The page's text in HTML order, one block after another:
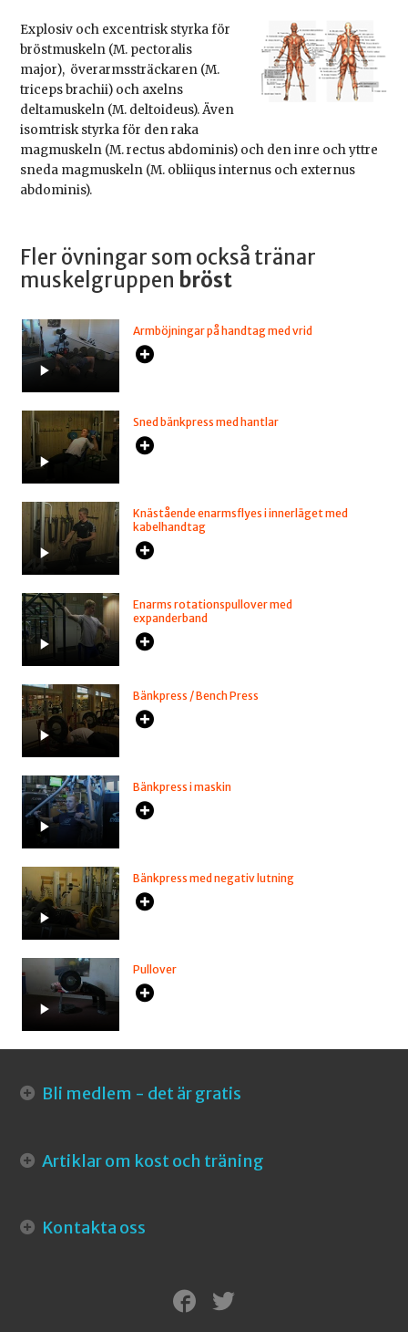
Explosiv och excentrisk styrka för
bröstmuskeln (M. pectoralis
major), överarmssträckaren (M.
triceps brachii) och axelns
deltamuskeln (M. deltoideus). Även
isomtrisk styrka för den raka
magmuskeln (M. rectus abdominis) och den inre och yttre
sneda magmuskeln (M. obliiqus internus och externus
abdominis).
Fler övningar som också tränar
muskelgruppen bröst
Armböjningar på handtag med vrid
Sned bänkpress med hantlar
Knästående enarmsflyes i innerläget med
kabelhandtag
Enarms rotationspullover med
expanderband
Bänkpress / Bench Press
Bänkpress i maskin
Bänkpress med negativ lutning
Pullover
Bli medlem - det är gratis
Artiklar om kost och träning
Kontakta oss